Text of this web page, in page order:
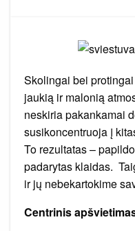
Skolingai bei
jaukią ir malonią
neskiria pakankamai
susikoncentruoja į
To rezultatas –
padarytas klaidas.
ir jų nebekartokime
Centrinis